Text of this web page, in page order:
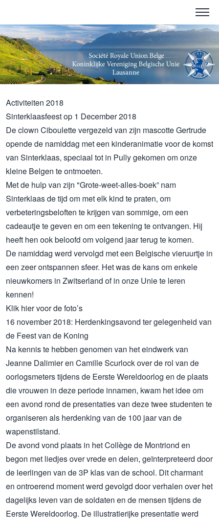
Activiteiten 2018
Sinterklaasfeest op 1 December 2018
De clown Ciboulette vergezeld van zijn mascotte Gertrude
opende de namiddag met een kinderanimatie voor de komst
van Sinterklaas, speciaal tot in Pully gekomen om onze
kleine Belgen te ontmoeten.
Met de hulp van zijn "Grote-weet-alles-boek” nam
Sinterklaas de tijd om met elk kind te praten, om
verbeteringsbeloften te krijgen van sommige, om een ​​
cadeautje te geven en om een ​​tekening te ontvangen. Hij
heeft hen ook beloofd om volgend jaar terug te komen.
De namiddag werd vervolgd met een Belgische vieruurtje in
een zeer ontspannen sfeer. Het was de kans om enkele
nieuwkomers in Zwitserland of in onze Unie te leren
kennen!
Klik hiervoor de foto’s
16 november 2018: Herdenkingsavond ter gelegenheid van
de Feest van de Koning
Na kennis te hebben genomen van het eindwerk van
Jeanne Dalimier en Camille Scurlock over de rol van de
oorlogsmeters tijdens de Eerste Wereldoorlog en de plaats
die vrouwen in deze periode innamen, kwam het idee om
een avond rond de presentaties van deze twee studenten te
organiseren als herdenking van de 100 jaar van de
wapenstilstand.
De avond vond plaats in het Collège de Montriond en
begon met liedjes over vrede en delen, geïnterpreteerd door
de leerlingen van de 3P klas van de school. Dit charmant
en ontroerend moment werd gevolgd door verhalen over het
dagelijks leven van de soldaten en de mensen tijdens de
Eerste Wereldoorlog. De illustratierijke presentatie werd